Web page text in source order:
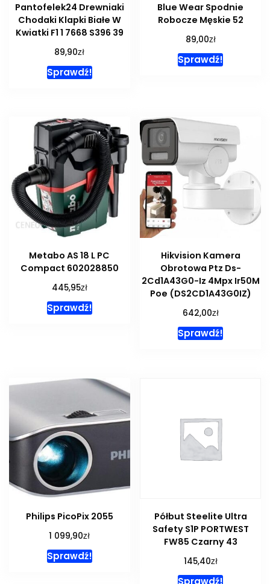
Pantofelek24 Drewniaki
Chodaki Klapki Białe W
Kwiatki F1 1 7668 S396 39
89,90zł
Sprawdź!
Blue Wear Spodnie
Robocze Męskie 52
89,00zł
Sprawdź!
Metabo AS 18 L PC
Compact 602028850
445,95zł
Sprawdź!
Hikvision Kamera
Obrotowa Ptz Ds-
2Cd1A43G0-Iz 4Mpx Ir50M
Poe (DS2CD1A43G0IZ)
642,00zł
Sprawdź!
Philips PicoPix 2055
1 099,90zł
Sprawdź!
Półbut Steelite Ultra
Safety S1P PORTWEST
FW85 Czarny 43
145,40zł
Sprawdź!